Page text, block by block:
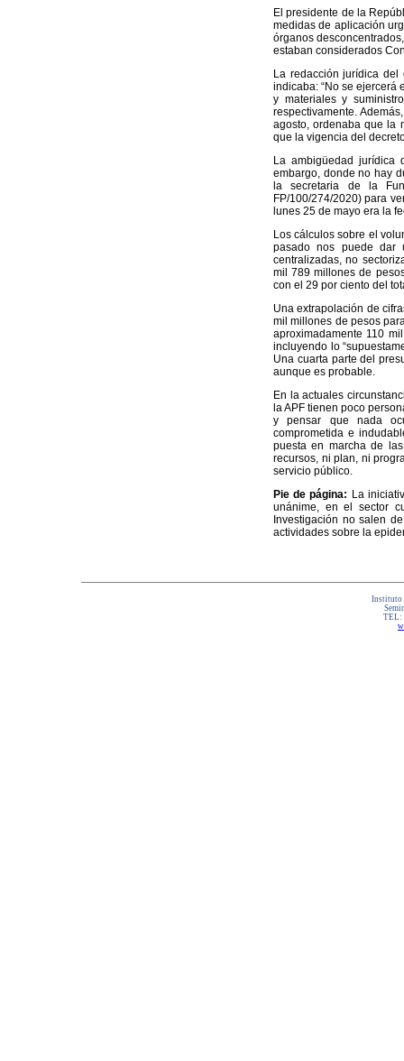
El presidente de la
medidas de aplicación
órganos
estaban considerados
La redacción jurídica del
indicaba: “No se ejercerá
y materiales y
respectivamente.
agosto, ordenaba que la
que la vigencia del
La ambigüedad jurídica
embargo, donde no hay
la secretaria de la
FP/100/274/2020) para
lunes 25 de mayo era la
Los cálculos sobre el
pasado nos puede dar
centralizadas, no
mil 789 millones de
con el 29 por ciento del
Una extrapolación de
mil millones de pesos
aproximadamente 110
incluyendo lo
Una cuarta parte del
aunque es probable.
En la actuales
la APF tienen poco
y pensar que nada
comprometida e
puesta en marcha de
recursos, ni plan, ni
servicio público.
Pie de página: La
unánime, en el sector
Investigación no salen
actividades sobre la
Instituto
TEL: